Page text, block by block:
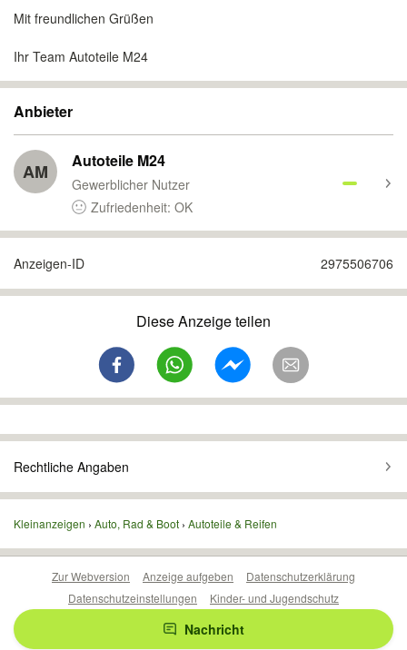
Mit freundlichen Grüßen
Ihr Team Autoteile M24
Anbieter
AM Autoteile M24
Gewerblicher Nutzer
Zufriedenheit: OK
Anzeigen-ID 2975506706
Diese Anzeige teilen
Rechtliche Angaben
Kleinanzeigen Auto, Rad & Boot Autoteile & Reifen
Nachricht
Zur Webversion Anzeige aufgeben
Datenschutzerklärung
Datenschutzeinstellungen
Kinder- und Jugendschutz
Barrierefreiheitserklärung